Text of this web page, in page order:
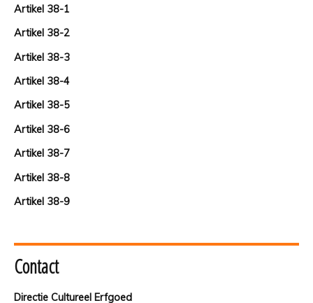
Artikel 38-1
Artikel 38-2
Artikel 38-3
Artikel 38-4
Artikel 38-5
Artikel 38-6
Artikel 38-7
Artikel 38-8
Artikel 38-9
Contact
Directie Cultureel Erfgoed